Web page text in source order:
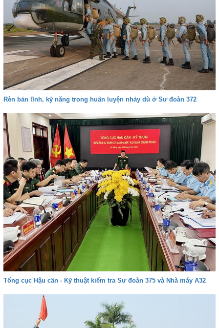
Rèn bản lĩnh, kỹ năng trong huấn luyện nhảy dù ở Sư đoàn 372
Tổng cục Hậu cần - Kỹ thuật kiểm tra Sư đoàn 375 và Nhà máy A32